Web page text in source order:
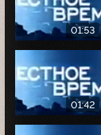
01:53
01:42